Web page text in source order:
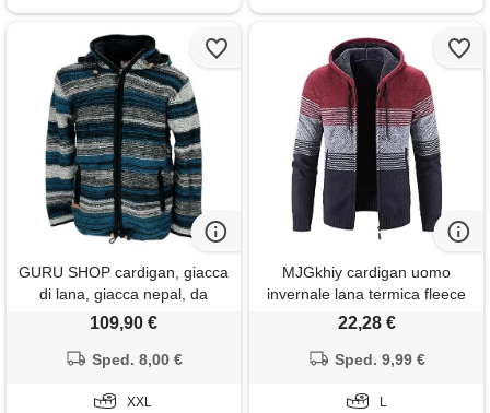
GURU SHOP cardigan, giacca
di lana, giacca nepal, da
uomo, in lana, modello 15, xxl
109,90 €
Sped. 8,00 €
XXL
MJGkhiy cardigan uomo
invernale lana termica fleece
giacche imbottito in pile
maglioni lavorato a maglia
cappuccio felpato giubbotto
22,28 €
Sped. 9,99 €
L